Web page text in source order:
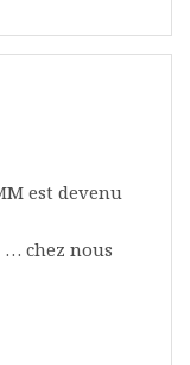
est devenu
… chez nous